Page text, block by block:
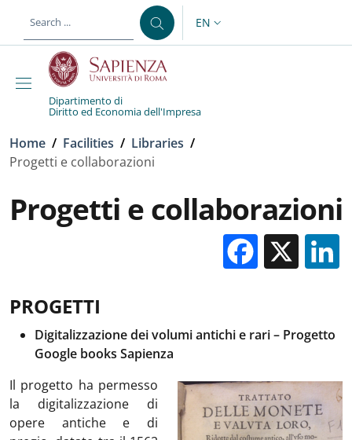
LANGUAGE SWITCHER:
EN
Dipartimento di
Diritto ed Economia dell'Impresa
Breadcrumb
Home / Facilities / Libraries /
Progetti e collaborazioni
Progetti e collaborazioni
X
PROGETTI
Digitalizzazione dei volumi antichi e rari – Progetto
Google books Sapienza
Il progetto ha permesso
la digitalizzazione di
opere antiche e di